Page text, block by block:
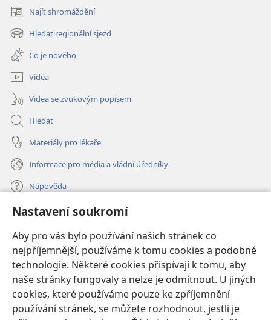
Nastavení soukromí
Aby pro vás bylo používání našich stránek co
nejpříjemnější, používáme k tomu cookies a podobné
technologie. Některé cookies přispívají k tomu, aby
naše stránky fungovaly a nelze je odmítnout. U jiných
cookies, které používáme pouze ke zpříjemnění
používání stránek, se můžete rozhodnout, jestli je
Najít shromáždění
(otevřeno
nové
okno)
Hledat regionální sjezd
(otevřeno
nové
okno)
Co je nového
Videa
Videa se zvukovým popisem
Hledat
Materiály pro lékaře
Informace pro média a vládní úředníky
Nápověda
Dary
nové
okno) ONLINE KNIHOVNA Strážné věže
(otevřeno
nové
okno)JW Hub®
(otevřeno
nové
okno)JW Library